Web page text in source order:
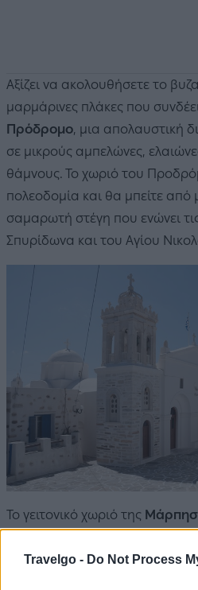
Travelgo - Do Not Process
Αξίζει να ακολουθήσετε το
μαρμάρινες πλάκες που
Πρόδρομο, μια απολαυστική
σε μικρούς αμπελώνες,
θάμνους. Το χωριό του
πολεοδομία και θα μπείτε από
σαμαρωτή στέγη που ενώνει
Σπυρίδωνα και του Αγίου
Το γειτονικό χωριό της
απόσταση από τη θάλασσα.